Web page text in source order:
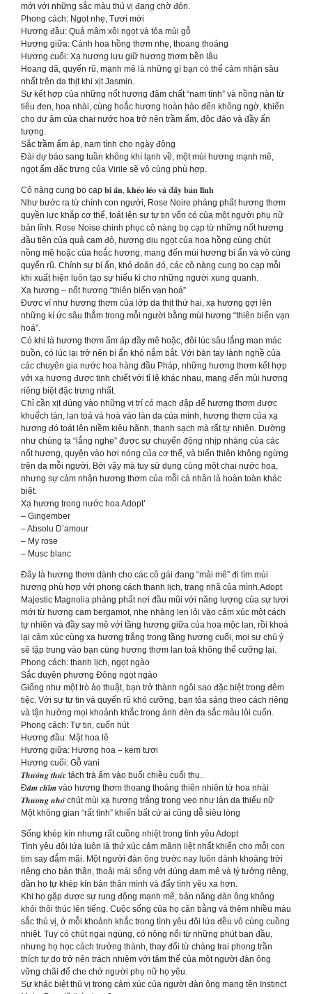
mới với những sắc màu thú vị đang chờ đón.
Phong cách: Ngọt nhẹ, Tươi mới
Hương đầu: Quả mâm xôi ngọt và tỏa mùi gỗ
Hương giữa: Cánh hoa hồng thơm nhẹ, thoang thoảng
Hương cuối: Xạ hương lưu giữ hương thơm bền lâu
Hoang dã, quyến rũ, mạnh mẽ là những gì bạn có thể cảm nhận sâu
nhất trên da thịt khi xịt Jasmin.
Sự kết hợp của những nốt hương đậm chất “nam tính” và nồng nàn từ
tiêu đen, hoa nhài, cùng hoắc hương hoàn hảo đến không ngờ, khiến
cho dư âm của chai nước hoa trở nên trầm ấm, độc đáo và đầy ấn
tượng.
Sắc trầm ấm áp, nam tính cho ngày đông
Đài dự báo sang tuần không khí lạnh về, một mùi hương mạnh mẽ,
ngọt ấm đặc trưng của Virile sẽ vô cùng phù hợp.
Cô nàng cung bọ cạp 𝐛𝐢́ 𝐚̂̉𝐧, 𝐤𝐡𝐞́𝐨 𝐥𝐞́𝐨 𝐯𝐚̀ đ𝐚̂̀𝐲 𝐛𝐚̉𝐧 𝐥𝐢̃𝐧𝐡
Như bước ra từ chính con người, Rose Noire phảng phất hương thơm
quyền lực khắp cơ thể, toát lên sự tự tin vốn có của một người phụ nữ
bản lĩnh. Rose Noise chinh phục cô nàng bọ cạp từ những nốt hương
đầu tiên của quả cam đỏ, hương dịu ngọt của hoa hồng cùng chút
nồng mê hoặc của hoắc hương, mang đến mùi hương bí ẩn và vô cùng
quyến rũ. Chính sự bí ẩn, khó đoán đó, các cô nàng cung bọ cạp mỗi
khi xuất hiện luôn tạo sự hiếu kì cho những người xung quanh.
Xạ hương – nốt hương “thiên biến vạn hoá”
Được ví như hương thơm của lớp da thịt thứ hai, xạ hương gợi lên
những kí ức sâu thẳm trong mỗi người bằng mùi hương “thiên biến vạn
hoá”.
Có khi là hương thơm ấm áp đầy mê hoặc, đôi lúc sâu lắng man mác
buồn, có lúc lại trở nên bí ẩn khó nắm bắt. Với bàn tay lành nghề của
các chuyên gia nước hoa hàng đầu Pháp, những hương thơm kết hợp
với xạ hương được tinh chiết với tỉ lệ khác nhau, mang đến mùi hương
riêng biệt đặc trưng nhất.
Chỉ cần xịt đúng vào những vị trí có mạch đập để hương thơm được
khuếch tán, lan toả và hoà vào làn da của mình, hương thơm của xạ
hương đó toát lên niềm kiêu hãnh, thanh sạch mà rất tự nhiên. Dường
như chúng ta “lắng nghe” được sự chuyển động nhịp nhàng của các
nốt hương, quyện vào hơi nóng của cơ thể, và biến thiên không ngừng
trên da mỗi người. Bởi vậy mà tuy sử dụng cùng một chai nước hoa,
nhưng sự cảm nhận hương thơm của mỗi cá nhân là hoàn toàn khác
biệt.
Xạ hương trong nước hoa Adopt’
– Gingember
– Absolu D’amour
– My rose
– Musc blanc
Đây là hương thơm dành cho các cô gái đang “mải mê” đi tìm mùi
hương phù hợp với phong cách thanh lịch, trang nhã của mình.Adopt
Majestic Magnolia phảng phất nơi đầu mũi với năng lượng của sự tươi
mới từ hương cam bergamot, nhẹ nhàng len lỏi vào cảm xúc một cách
tự nhiên và đầy say mê với tầng hương giữa của hoa mộc lan, rồi khoá
lại cảm xúc cùng xạ hương trắng trong tầng hương cuối, mọi sự chú ý
sẽ tập trung vào bạn cùng hương thơm lan toả không thể cưỡng lại.
Phong cách: thanh lịch, ngọt ngào
Sắc duyên phương Đông ngọt ngào
Giống như một trò ảo thuật, bạn trở thành ngôi sao đặc biệt trong đêm
tiệc. Với sự tự tin và quyến rũ khó cưỡng, bạn tỏa sáng theo cách riêng
và tận hưởng mọi khoảnh khắc trong ánh đèn đa sắc màu lôi cuốn.
Phong cách: Tự tin, cuốn hút
Hương đầu: Mật hoa lê
Hương giữa: Hương hoa – kem tươi
Hương cuối: Gỗ vani
𝑻𝒉𝒖̛𝒐̛̉𝒏𝒈 𝒕𝒉𝒖̛́𝒄 tách trà ấm vào buổi chiều cuối thu..
Đ𝒂̆́𝒎 𝒄𝒉𝒊̀𝒎 vào hương thơm thoang thoảng thiên nhiên từ hoa nhài
𝑻𝒉𝒖̛𝒐̛𝒏𝒈 𝒏𝒉𝒐̛́ chút mùi xạ hương trắng trong veo như làn da thiếu nữ
Một không gian “rất tình” khiến bất cứ ai cũng dễ siêu lòng
Sống khép kín nhưng rất cuồng nhiệt trong tình yêu Adopt
Tình yêu đôi lứa luôn là thứ xúc cảm mãnh liệt nhất khiến cho mỗi con
tim say đắm mãi. Một người đàn ông trước nay luôn dành khoảng trời
riêng cho bản thân, thoải mái sống với đúng đam mê và lý tưởng riêng,
dần họ tự khép kín bản thân mình và đẩy tình yêu xa hơn.
Khi họ gặp được sự rung động mạnh mẽ, bản năng đàn ông không
khỏi thôi thúc lên tiếng. Cuộc sống của họ cân bằng và thêm nhiều màu
sắc thú vị, ở mỗi khoảnh khắc trong tình yêu đôi lứa đều vô cùng cuồng
nhiệt. Tuy có chút ngại ngùng, có nông nổi từ những phút ban đầu,
nhưng họ học cách trưởng thành, thay đổi từ chàng trai phong trần
thích tự do trở nên trách nhiệm với tâm thế của một người đàn ông
vững chãi để che chở người phụ nữ họ yêu.
Sự khác biệt thú vị trong cảm xúc của người đàn ông mang tên Instinct